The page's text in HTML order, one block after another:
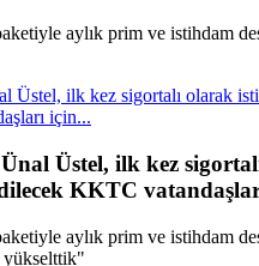
aylık prim ve istihdam
Üstel, ilk kez sigortalı olarak
için...
Üstel, ilk kez
KKTC
aylık prim ve istihdam